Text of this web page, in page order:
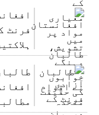
فرنٹ